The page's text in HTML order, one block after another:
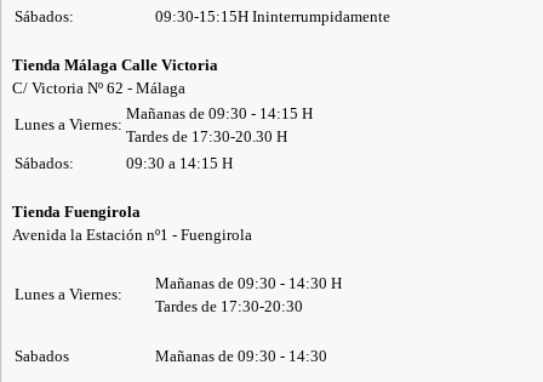
Sábados:
09:30-15:15H Ininterrumpidamente
Tienda Málaga Calle Victoria
C/ Victoria Nº 62 - Málaga
Lunes a Viernes:
Mañanas de 09:30 - 14:15 H
Tardes de 17:30-20.30 H
Sábados:
09:30 a 14:15 H
Tienda Fuengirola
Avenida la Estación nº1 - Fuengirola
Lunes a Viernes:
Mañanas de 09:30 - 14:30 H
Tardes de 17:30-20:30
Sabados Mañanas de 09:30 - 14:30